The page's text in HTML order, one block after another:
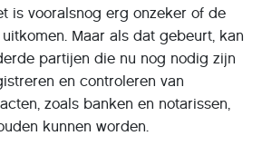
is vooralsnog erg onzeker of de
Maar als dat gebeurt, kan
partijen die nu nog nodig zijn
en controleren van
zoals banken en notarissen,
kunnen worden.